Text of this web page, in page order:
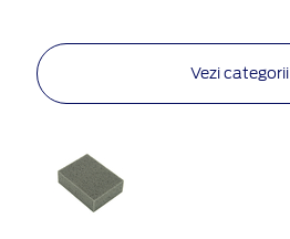
Vezi categorii